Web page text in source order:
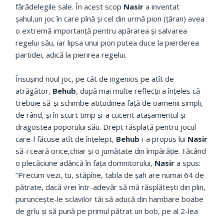
fărădelegile sale. În acest scop Nasir a inventat
șahul,un joc în care pînă și cel din urmă pion (țăran) avea
o extremă importanță pentru apărarea și salvarea
regelui său, iar lipsa unui pion putea duce la pierderea
partidei, adică la pierirea regelui.
Însușind noul joc, pe cât de ingenios pe atît de
atrăgător, Behub, după mai multe reflecții a înțeles că
trebuie să-și schimbe atitudinea față de oamenii simpli,
de rând, și în scurt timp și-a cucerit atașamentul și
dragostea poporului său. Drept răsplată pentru jocul
care-l făcuse atît de înțelept, Behub i-a propus lui Nasir
să-i ceară orice,chiar și o jumătate din împărăție. Făcând
o plecăciune adâncă în fața domnitorului, Nasir a spus:
”Precum vezi, tu, stăpîne, tabla de șah are numai 64 de
pătrate, dacă vrei într-adevăr să mă răsplătești din plin,
puruncește-le sclavilor tăi să aducă din hambare boabe
de grîu și să pună pe primul pătrat un bob, pe al 2-lea